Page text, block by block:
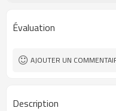
Standard
Application
Évaluation
AJOUTER UN
Description